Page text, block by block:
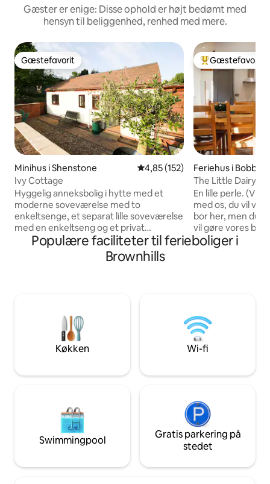
Gæster er enige: Disse ophold er højt bedømt med
hensyn til beliggenhed, renhed med mere.
Gæstefavorit
Gæstefavorit
Minihus i Shenstone 4,85 ud af 5 i gennemsnitlig
4,85 (152)
Ivy Cottage
Hyggelig anneksbolig i hytte med et
moderne soveværelse med to
enkeltsenge, et separat lille soveværelse
med en enkeltseng og et privat
badeværelse med brusebad. Lounge
med tv og tekøkken. Kun for personer
Opladning af elbil (langsom) 20 GBP pr.
Heath Golf Club 2 mil væk 5 miles fra M6
Bedste
Gæstefavorit
Feriehus i
The Little Dairy - Beliggende på en
bondegård
En lille perle. (Vi er helt ny.
med os, du vil
bor her, men du
vil gøre vores
ophold er utroligt). Du skal bo i
sympatisk
hjemmebase,
eller udforske alt,
Staffordshire har
Populære faciliteter til ferieboliger i
Brownhills
Køkken Wi-fi
Swimmingpool
Gratis parkering på
stedet